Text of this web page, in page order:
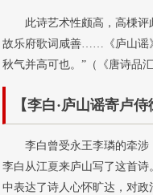
此诗艺术性颇高，高棅评
故乐府歌词咸善……《庐山谣
秋气并高可也。”（《唐诗品汇
【李白·庐山谣寄卢侍
李白曾受永王李璘的牵涉
李白从江夏来庐山写了这首诗
中表达了诗人心怀旷达，对政